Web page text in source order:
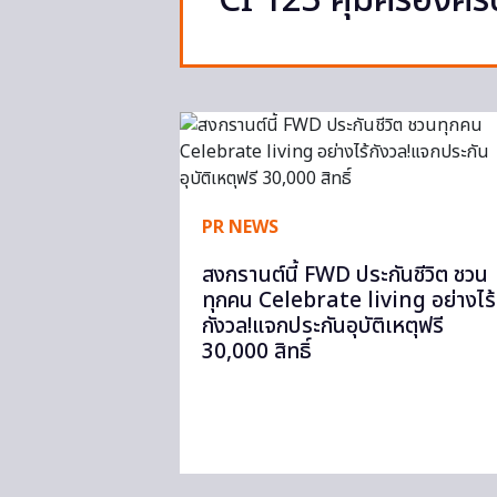
PR NEWS
สงกรานต์นี้ FWD ประกันชีวิต ชวน
ทุกคน Celebrate living อย่างไร้
กังวล!แจกประกันอุบัติเหตุฟรี
30,000 สิทธิ์